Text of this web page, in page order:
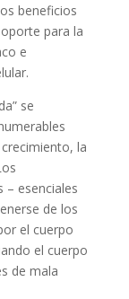
beneficios
para la
e
se
la
– esenciales
de los
el cuerpo
el cuerpo
de mala